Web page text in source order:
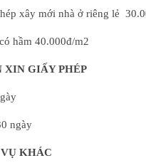
xây mới nhà ở riêng lẻ
hầm 40.000đ/m2
XIN GIẤY PHÉP
ngày
KHÁC